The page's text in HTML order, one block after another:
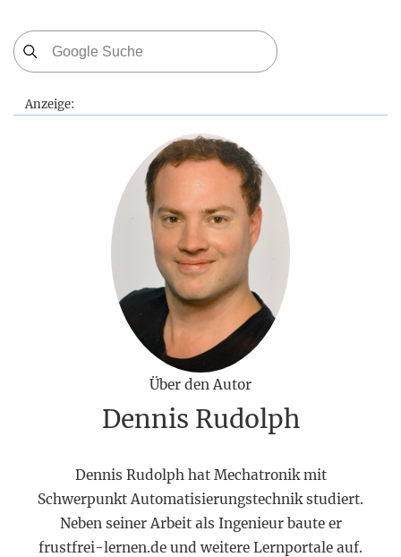
Anzeige:
Über den Autor
Dennis Rudolph
Dennis Rudolph hat Mechatronik mit
Schwerpunkt Automatisierungstechnik studiert.
Neben seiner Arbeit als Ingenieur baute er
frustfrei-lernen.de und weitere Lernportale auf.